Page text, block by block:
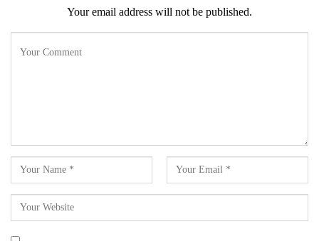
Your email address will not be published.